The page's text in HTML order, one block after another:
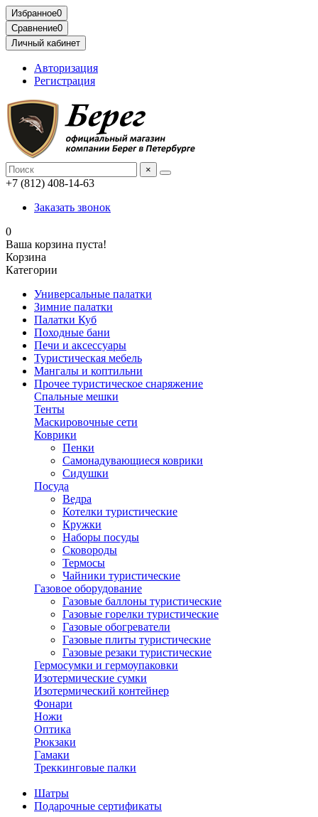
Избранное0
Сравнение0
Личный кабинет
Авторизация
Регистрация
×
+7 (812) 408-14-63
Заказать звонок
0
Ваша корзина пуста!
Корзина
Категории
Универсальные палатки
Зимние палатки
Палатки Куб
Походные бани
Печи и аксессуары
Туристическая мебель
Мангалы и коптильни
Прочее туристическое снаряжение
Спальные мешки
Тенты
Маскировочные сети
Коврики
Пенки
Самонадувающиеся коврики
Сидушки
Посуда
Ведра
Котелки туристические
Кружки
Наборы посуды
Сковороды
Термосы
Чайники туристические
Газовое оборудование
Газовые баллоны туристические
Газовые горелки туристические
Газовые обогреватели
Газовые плиты туристические
Газовые резаки туристические
Гермосумки и гермоупаковки
Изотермические сумки
Изотермический контейнер
Фонари
Ножи
Оптика
Рюкзаки
Гамаки
Треккинговые палки
Шатры
Подарочные сертификаты